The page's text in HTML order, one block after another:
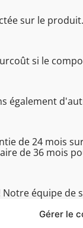
Gérer le
sur le
si le
également
de 24 mois
de 36 mois
Notre équipe
au vendredi